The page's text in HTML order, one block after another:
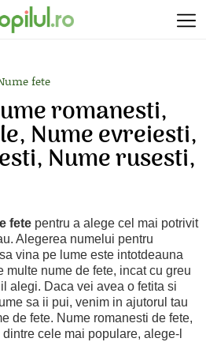
fete
romanesti,
Nume evreiesti,
Nume rusesti,
fete pentru a alege cel mai potrivit
Alegerea numelui pentru
vina pe lume este intotdeauna
multe nume de fete, incat cu greu
alegi. Daca vei avea o fetita si
sa ii pui, venim in ajutorul tau
de fete. Nume romanesti de fete,
cele mai populare, alege-l